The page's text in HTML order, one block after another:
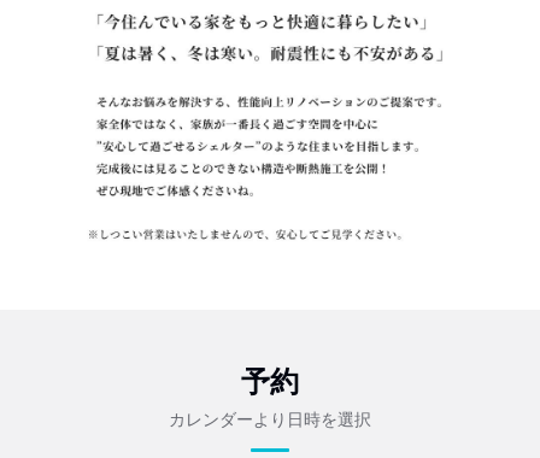
予約
カレンダーより日時を選択